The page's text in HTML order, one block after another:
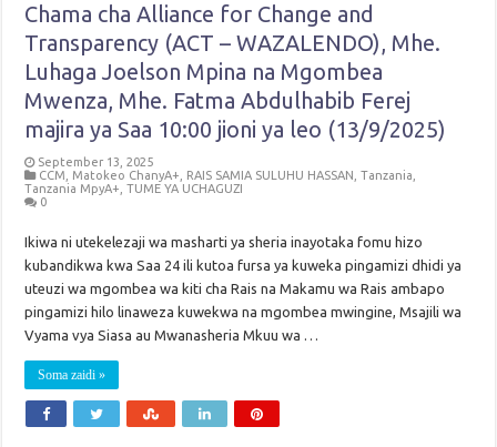
Chama cha Alliance for Change and
Transparency (ACT – WAZALENDO), Mhe.
Luhaga Joelson Mpina na Mgombea
Mwenza, Mhe. Fatma Abdulhabib Ferej
majira ya Saa 10:00 jioni ya leo (13/9/2025)
September 13, 2025
CCM
Matokeo ChanyA+ RAIS SAMIA SULUHU HASSAN ,Tanzania
Tanzania MpyA+ ,TUME YA UCHAGUZI
0
Ikiwa ni utekelezaji wa masharti ya sheria inayotaka fomu hizo
kubandikwa kwa Saa 24 ili kutoa fursa ya kuweka pingamizi dhidi ya
uteuzi wa mgombea wa kiti cha Rais na Makamu wa Rais ambapo
pingamizi hilo linaweza kuwekwa na mgombea mwingine, Msajili wa
Vyama vya Siasa au Mwanasheria Mkuu wa …
Soma zaidi »